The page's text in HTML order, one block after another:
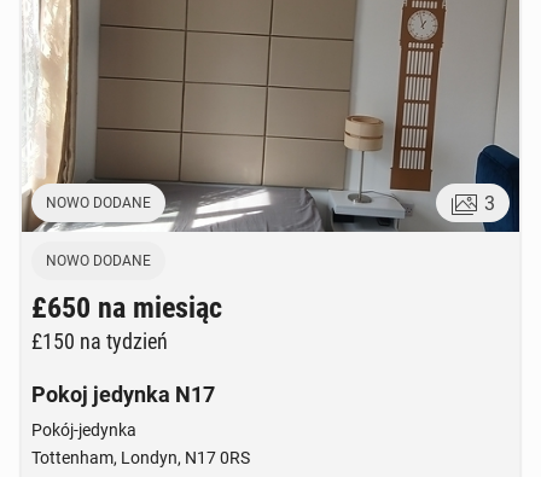
NOWO DODANE 3
NOWO DODANE
£650 na miesiąc
£150 na tydzień
Pokoj jedynka N17
Pokój-jedynka
Tottenham, Londyn, N17 0RS